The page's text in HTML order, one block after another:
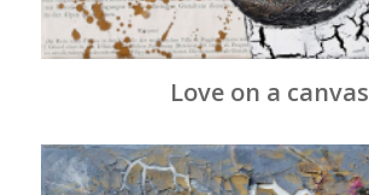
Love on a canvas